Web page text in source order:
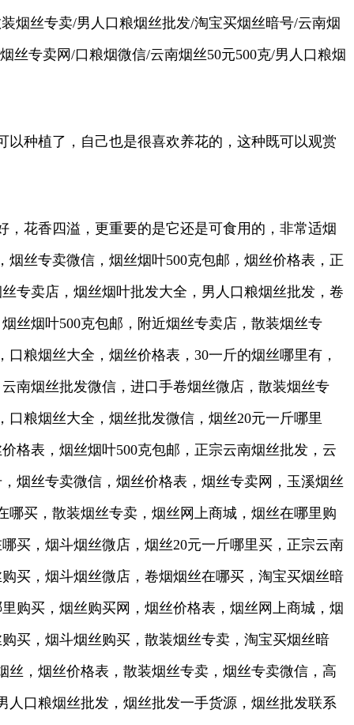
烟丝专卖/男人口粮烟丝批发/淘宝买烟丝暗号/云南烟
丝专卖网/口粮烟微信/云南烟丝50元500克/男人口粮烟
种植了，自己也是很喜欢养花的，这种既可以观赏
花香四溢，更重要的是它还是可食用的，非常适烟
丝专卖微信，烟丝烟叶500克包邮，烟丝价格表，正
专卖店，烟丝烟叶批发大全，男人口粮烟丝批发，卷
丝烟叶500克包邮，附近烟丝专卖店，散装烟丝专
粮烟丝大全，烟丝价格表，30一斤的烟丝哪里有，
南烟丝批发微信，进口手卷烟丝微店，散装烟丝专
粮烟丝大全，烟丝批发微信，烟丝20元一斤哪里
格表，烟丝烟叶500克包邮，正宗云南烟丝批发，云
烟丝专卖微信，烟丝价格表，烟丝专卖网，玉溪烟丝
哪买，散装烟丝专卖，烟丝网上商城，烟丝在哪里购
买，烟斗烟丝微店，烟丝20元一斤哪里买，正宗云南
买，烟斗烟丝微店，卷烟烟丝在哪买，淘宝买烟丝暗
购买，烟丝购买网，烟丝价格表，烟丝网上商城，烟
买，烟斗烟丝购买，散装烟丝专卖，淘宝买烟丝暗
，烟丝价格表，散装烟丝专卖，烟丝专卖微信，高
口粮烟丝批发，烟丝批发一手货源，烟丝批发联系